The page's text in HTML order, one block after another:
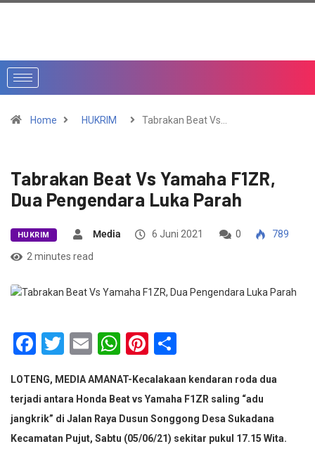
Home HUKRIM Tabrakan Beat Vs…
Tabrakan Beat Vs Yamaha F1ZR,
Dua Pengendara Luka Parah
HUKRIM Media 6 Juni 2021 0
789
2 minutes read
Facebook
Twitter
EmailWhatsApp
Pinterest
LOTENG, MEDIA AMANAT-Kecalakaan kendaran roda dua
terjadi antara Honda Beat vs Yamaha F1ZR saling “adu
jangkrik” di Jalan Raya Dusun Songgong Desa Sukadana
Kecamatan Pujut, Sabtu (05/06/21) sekitar pukul 17.15 Wita.